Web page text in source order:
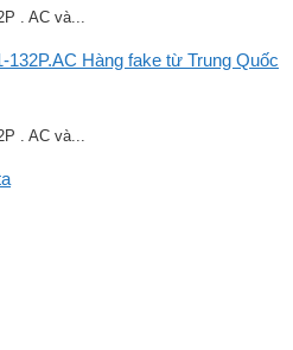
. AC và...
132P.AC Hàng fake từ Trung Quốc
. AC và...